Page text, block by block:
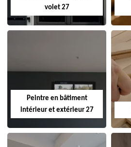
volet 27
Peintre en bâtiment
intérieur et extérieur 27